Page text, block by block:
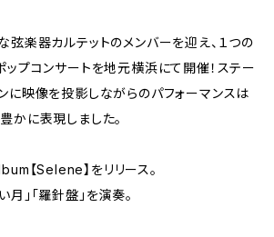
弦楽器カルテットのメンバーを迎え、１つの
ップコンサートを地元横浜にて開催！ステー
に映像を投影しながらのパフォーマンスは
かに表現しました。
【Selene】をリリース。
」「羅針盤」を演奏。